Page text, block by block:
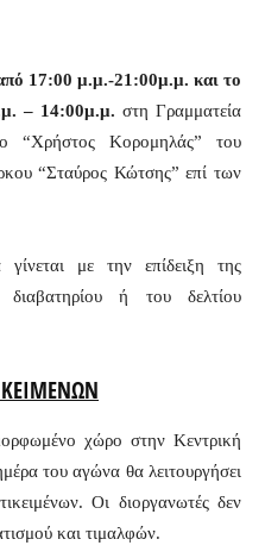
17:00 μ.μ.-21:00μ.μ. και το
– 14:00μ.μ. στη Γραμματεία
“Χρήστος Κορομηλάς” του
“Σταύρος Κώτσης” επί των
με την επίδειξη της
διαβατηρίου ή του δελτίου
χώρο στην Κεντρική
του αγώνα θα λειτουργήσει
Οι διοργανωτές δεν
και τιμαλφών.